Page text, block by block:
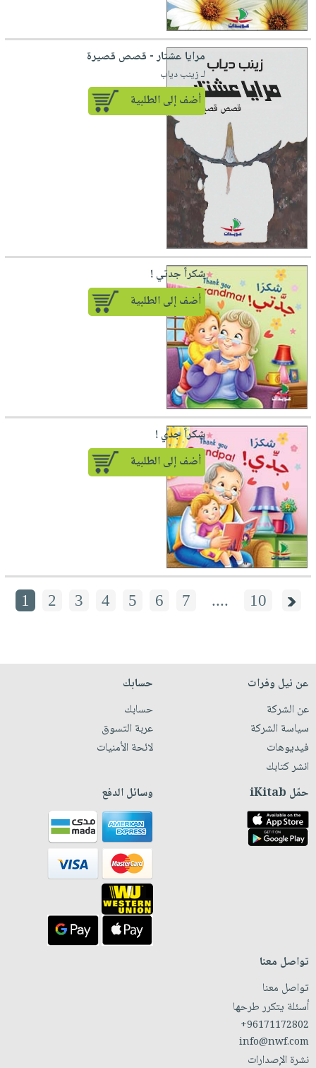
مرايا عشتار - قصص قصيرة
لـ زينب دياب
أضف إلى الطلبية
شكراً جدتي !
أضف إلى الطلبية
شكراً جدي !
أضف إلى الطلبية
1 2 3 4 5 6 7 .... 10
عن نيل وفرات
عن الشركة
سياسة الشركة
فيديوهات
انشر كتابك
حسابك
حسابك
عربة التسوق
لائحة الأمنيات
حمّل iKitab وسائل الدفع
تواصل معنا
تواصل معنا
أسئلة يتكرر طرحها
+96171172802
info@nwf.com
نشرة الإصدارات